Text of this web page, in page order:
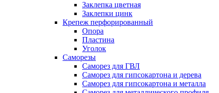
Заклепка цветная
Заклепки цинк
Крепеж перфорированный
Опора
Пластина
Уголок
Саморезы
Саморез для ГВЛ
Саморез для гипсокартона и дерева
Саморез для гипсокартона и металла